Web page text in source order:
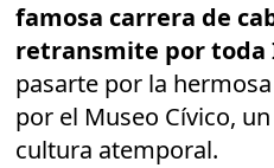
famosa carrera de
retransmite por toda
pasarte por la
por el Museo Cívico,
cultura atemporal.